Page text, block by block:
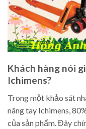
Khách hàng nói
Ichimens?
Trong một khảo sát
nâng tay Ichimens,
của sản phẩm. Đây